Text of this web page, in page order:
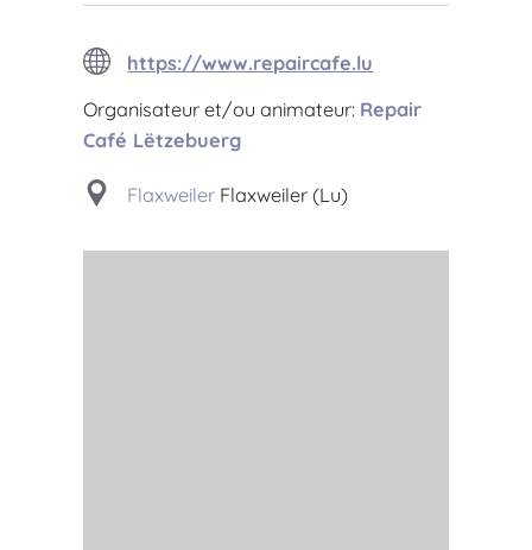
https://www.repaircafe.lu
Organisateur et/ou animateur: Repair
Café Lëtzebuerg
Flaxweiler Flaxweiler (Lu)